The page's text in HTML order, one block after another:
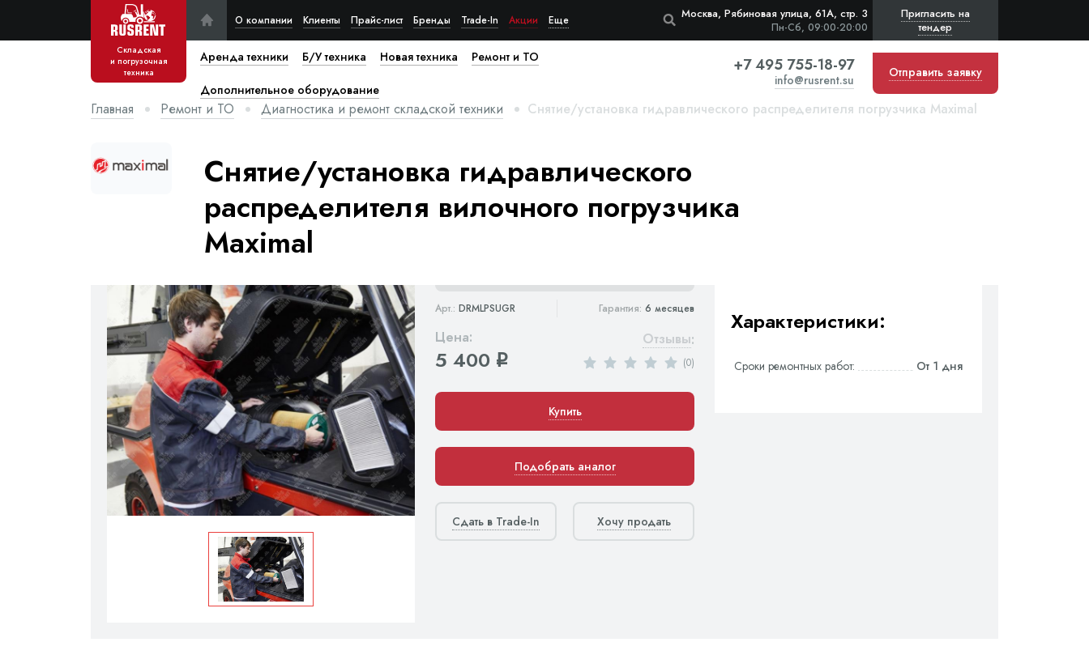
Складская
и погрузочная
техника
О компании Клиенты Прайс-лист Бренды Trade-In Акции Еще Москва, Рябиновая улица, 61А, стр. 3
Пн-Сб, 09:00-20:00
Пригласить на
тендер
Аренда техники Б/У техника Новая техника Ремонт и ТО
Дополнительное оборудование
+7 495 755-18-97
info@rusrent.su Отправить заявку
Главная Ремонт и ТО Диагностика и ремонт складской техники Снятие/установка гидравлического распределителя погрузчика Maximal
Снятие/установка гидравлического
распределителя вилочного погрузчика
Maximal
Арт.: DRMLPSUGR Гарантия: 6 месяцев
Цена:
5 400 q
Отзывы:
(0)
Купить
Подобрать аналог
Сдать в Trade-In Хочу продать
Характеристики:
Сроки ремонтных работ: От 1 дня